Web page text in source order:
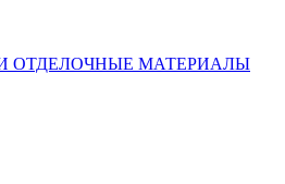
ОТДЕЛОЧНЫЕ МАТЕРИАЛЫ